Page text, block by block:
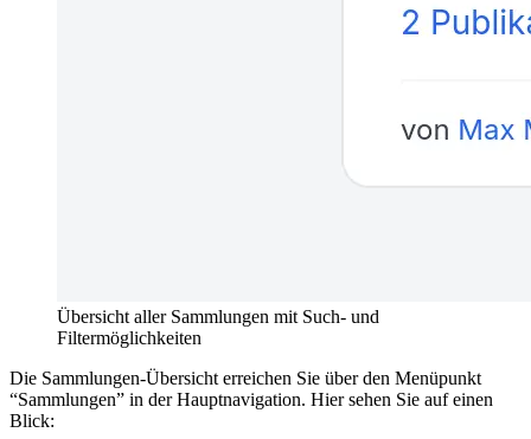
Übersicht aller Sammlungen mit Such- und
Filtermöglichkeiten
Die Sammlungen-Übersicht erreichen Sie über den Menüpunkt
“Sammlungen” in der Hauptnavigation. Hier sehen Sie auf einen
Blick: